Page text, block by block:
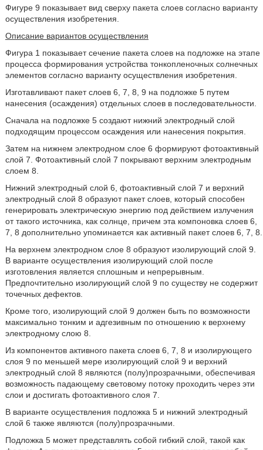
Фигуре 9 показывает вид сверху пакета слоев согласно варианту
осуществления изобретения.
Описание вариантов осуществления
Фигура 1 показывает сечение пакета слоев на подложке на этапе
процесса формирования устройства тонкопленочных солнечных
элементов согласно варианту осуществления изобретения.
Изготавливают пакет слоев 6, 7, 8, 9 на подложке 5 путем
нанесения (осаждения) отдельных слоев в последовательности.
Сначала на подложке 5 создают нижний электродный слой
подходящим процессом осаждения или нанесения покрытия.
Затем на нижнем электродном слое 6 формируют фотоактивный
слой 7. Фотоактивный слой 7 покрывают верхним электродным
слоем 8.
Нижний электродный слой 6, фотоактивный слой 7 и верхний
электродный слой 8 образуют пакет слоев, который способен
генерировать электрическую энергию под действием излучения
от такого источника, как солнце, причем эта компоновка слоев 6,
7, 8 дополнительно упоминается как активный пакет слоев 6, 7, 8.
На верхнем электродном слое 8 образуют изолирующий слой 9.
В варианте осуществления изолирующий слой после
изготовления является сплошным и непрерывным.
Предпочтительно изолирующий слой 9 по существу не содержит
точечных дефектов.
Кроме того, изолирующий слой 9 должен быть по возможности
максимально тонким и адгезивным по отношению к верхнему
электродному слою 8.
Из компонентов активного пакета слоев 6, 7, 8 и изолирующего
слоя 9 по меньшей мере изолирующий слой 9 и верхний
электродный слой 8 являются (полу)прозрачными, обеспечивая
возможность падающему световому потоку проходить через эти
слои и достигать фотоактивного слоя 7.
В варианте осуществления подложка 5 и нижний электродный
слой 6 также являются (полу)прозрачными.
Подложка 5 может представлять собой гибкий слой, такой как